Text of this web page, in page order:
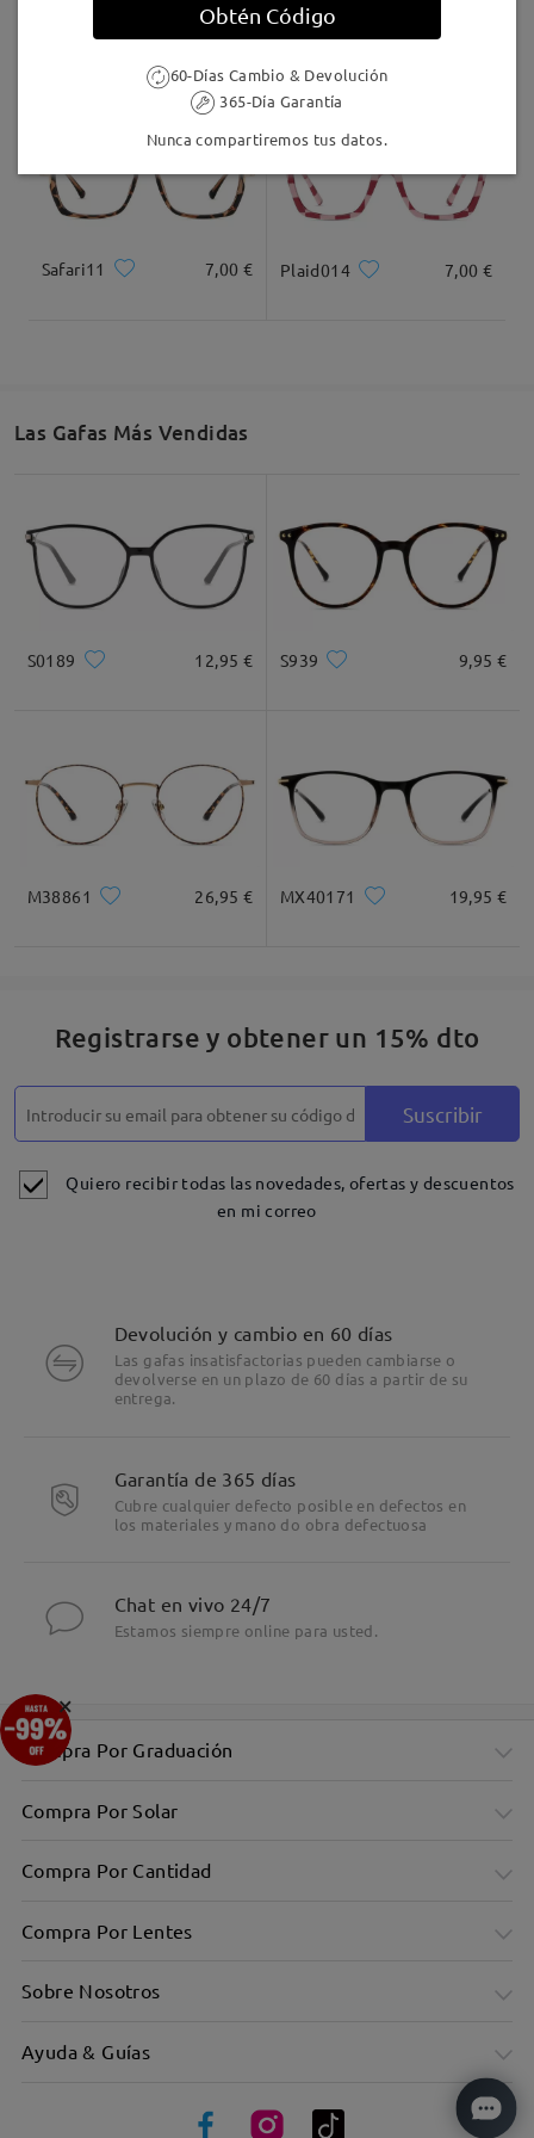
AC49995 24,95 € F907 17,00 €
Safari11 7,00 € Plaid014 7,00 €
Las Gafas Más Vendidas
S0189 12,95 € S939 9,95 €
M38861 26,95 € MX40171 19,95 €
Registrarse y obtener un 15% dto
Suscribir
Quiero recibir todas las novedades, ofertas y descuentos
en mi correo
Devolución y cambio en 60 días
Las gafas insatisfactorias pueden cambiarse o
devolverse en un plazo de 60 días a partir de su
entrega.
Garantía de 365 días
Cubre cualquier defecto posible en defectos en
los materiales y mano do obra defectuosa
Chat en vivo 24/7
Estamos siempre online para usted.
Compra Por Graduación
Compra Por Solar
Compra Por Cantidad
Compra Por Lentes
Sobre Nosotros
Ayuda & Guías
×
Obtén Código
60-Días Cambio & Devolución
365-Día Garantía
Nunca compartiremos tus datos.